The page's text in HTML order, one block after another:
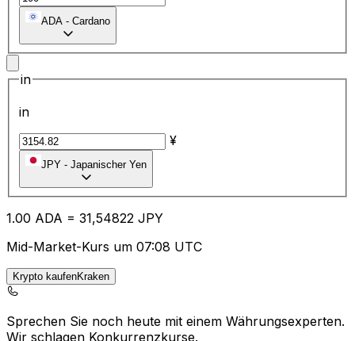
ADA - Cardano
in
in
¥
JPY - Japanischer Yen
1.00 ADA = 31,54822 JPY
Mid-Market-Kurs um 07:08 UTC
Krypto kaufenKraken
Sprechen Sie noch heute mit einem Währungsexperten.
Wir schlagen Konkurrenzkurse.